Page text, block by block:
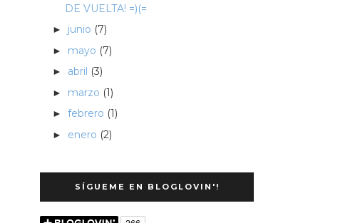
DE VUELTA! =)(=
► junio (7)
► mayo (7)
► abril (3)
► marzo (1)
► febrero (1)
► enero (2)
SÍGUEME EN BLOGLOVIN'!